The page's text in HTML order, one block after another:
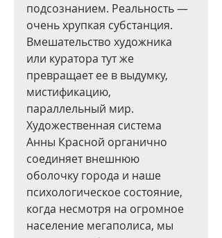
подсознанием. Реальность —
очень хрупкая субстанция.
Вмешательство художника
или куратора тут же
превращает ее в выдумку,
мистификацию,
параллельный мир.
Художественная система
Анны Красной органично
соединяет внешнюю
оболочку города и наше
психологическое состояние,
когда несмотря на огромное
население мегаполиса, мы